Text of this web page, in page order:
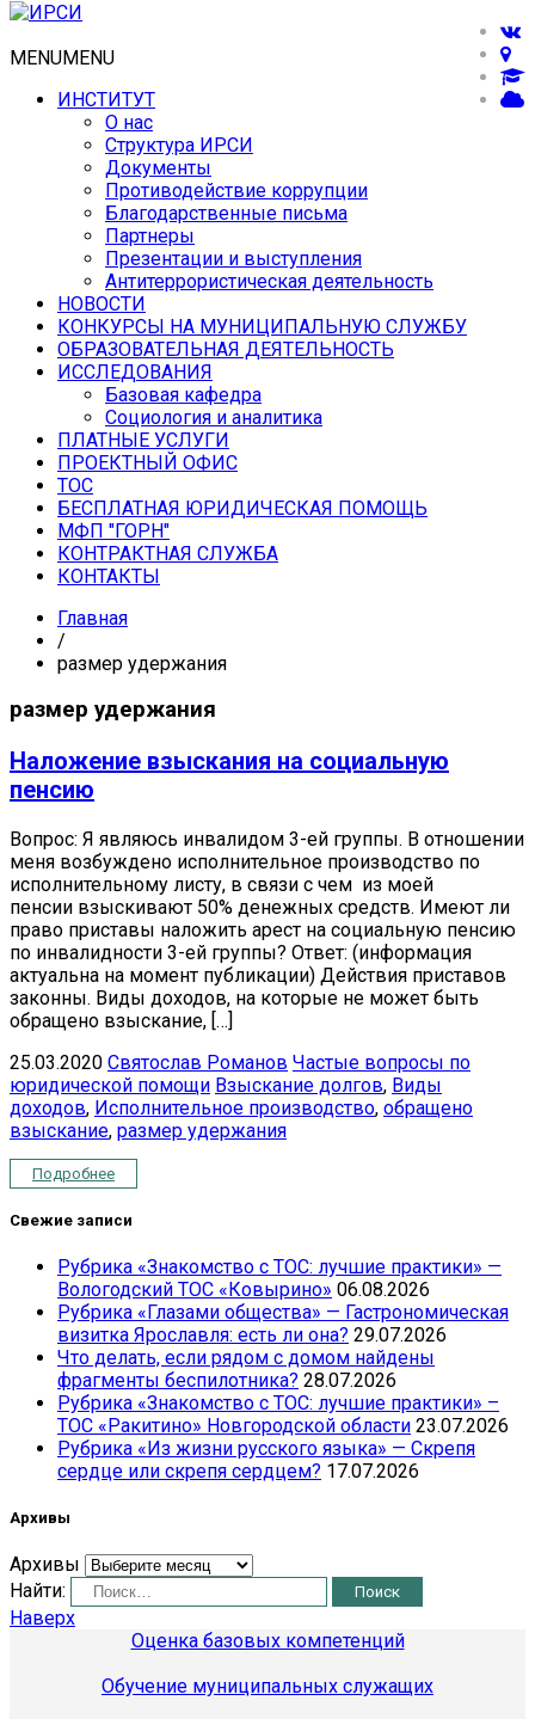
MENUMENU
ИНСТИТУТ
О нас
Структура ИРСИ
Документы
Противодействие коррупции
Благодарственные письма
Партнеры
Презентации и выступления
Антитеррористическая деятельность
НОВОСТИ
КОНКУРСЫ НА МУНИЦИПАЛЬНУЮ СЛУЖБУ
ОБРАЗОВАТЕЛЬНАЯ ДЕЯТЕЛЬНОСТЬ
ИССЛЕДОВАНИЯ
Базовая кафедра
Социология и аналитика
ПЛАТНЫЕ УСЛУГИ
ПРОЕКТНЫЙ ОФИС
ТОС
БЕСПЛАТНАЯ ЮРИДИЧЕСКАЯ ПОМОЩЬ
МФП "ГОРН"
КОНТРАКТНАЯ СЛУЖБА
КОНТАКТЫ
Главная
/
размер удержания
размер удержания
Наложение взыскания на социальную
пенсию
Вопрос: Я являюсь инвалидом 3-ей группы. В отношении
меня возбуждено исполнительное производство по
исполнительному листу, в связи с чем из моей
пенсии взыскивают 50% денежных средств. Имеют ли
право приставы наложить арест на социальную пенсию
по инвалидности 3-ей группы? Ответ: (информация
актуальна на момент публикации) Действия приставов
законны. Виды доходов, на которые не может быть
обращено взыскание, […]
25.03.2020 Святослав Романов Частые вопросы по
юридической помощи Взыскание долгов, Виды
доходов, Исполнительное производство, обращено
взыскание, размер удержания
Подробнее
Свежие записи
Рубрика «Знакомство с ТОС: лучшие практики» —
Вологодский ТОС «Ковырино» 06.08.2026
Рубрика «Глазами общества» — Гастрономическая
визитка Ярославля: есть ли она? 29.07.2026
Что делать, если рядом с домом найдены
фрагменты беспилотника? 28.07.2026
Рубрика «Знакомство с ТОС: лучшие практики» –
ТОС «Ракитино» Новгородской области 23.07.2026
Рубрика «Из жизни русского языка» — Скрепя
сердце или скрепя сердцем? 17.07.2026
Архивы
Архивы
Найти:
Наверх
Оценка базовых компетенций
Обучение муниципальных служащих